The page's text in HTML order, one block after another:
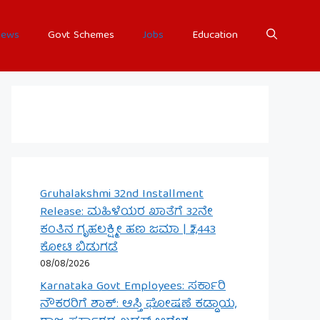
Govt Schemes Jobs Education
Gruhalakshmi 32nd Installment
Release: ಮಹಿಳೆಯರ ಖಾತೆಗೆ 32ನೇ
ಕಂತಿನ ಗೃಹಲಕ್ಷ್ಮೀ ಹಣ ಜಮಾ | ₹2,443
ಕೋಟಿ ಬಿಡುಗಡೆ
08/08/2026
Karnataka Govt Employees: ಸರ್ಕಾರಿ
ನೌಕರರಿಗೆ ಶಾಕ್: ಆಸ್ತಿ ಘೋಷಣೆ ಕಡ್ಡಾಯ,